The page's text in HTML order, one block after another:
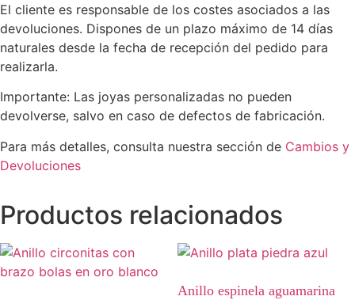
El cliente es responsable de los costes asociados a las
devoluciones. Dispones de un plazo máximo de 14 días
naturales desde la fecha de recepción del pedido para
realizarla.
Importante: Las joyas personalizadas no pueden
devolverse, salvo en caso de defectos de fabricación.
Para más detalles, consulta nuestra sección de Cambios y
Devoluciones
Productos relacionados
Anillo espinela aguamarina